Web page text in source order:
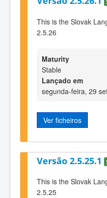
This is the Slovak
2.5.26
Maturity
Stable
Lançado em
segunda-feira, 29
Ver ficheiros
Versão 2.5.25.1
This is the Slovak
2.5.25